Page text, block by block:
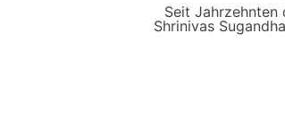
Seit Jahrzehnten
Shrinivas